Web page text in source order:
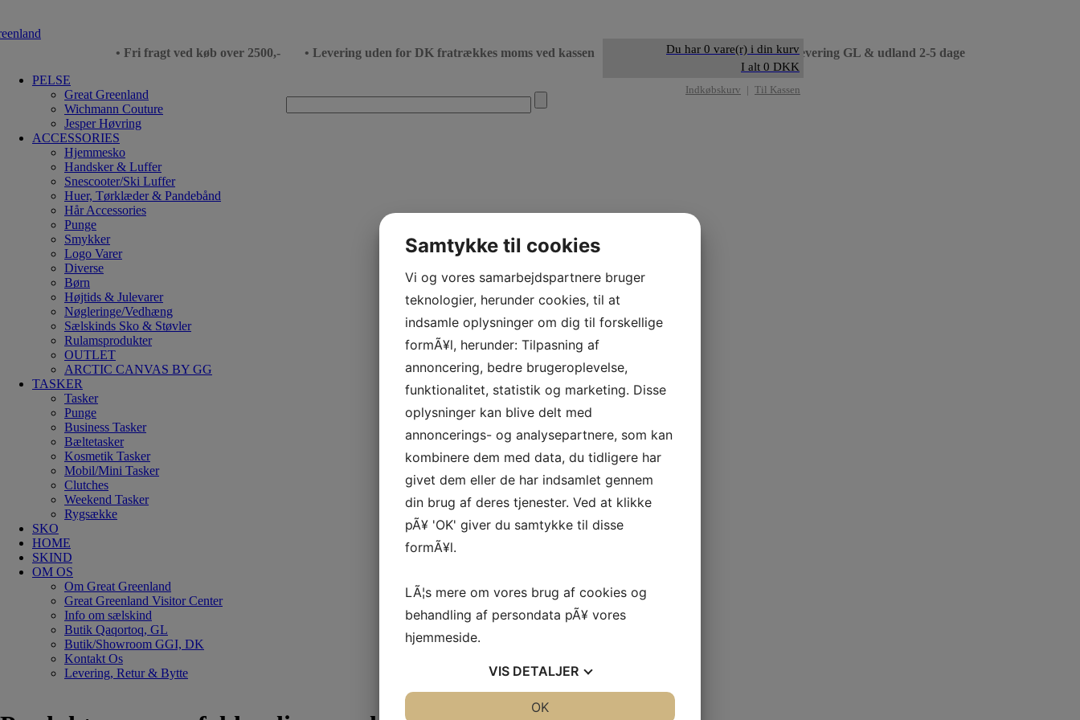
Du har 0 vare(r) i din kurv
I alt 0 DKK
Indkøbskurv | Til Kassen
• Fri fragt ved køb over 2500,- • Levering uden for DK fratrækkes moms ved kassen • Levering DK dag til dag
• Levering GL & udland 2-5 dage
PELSE
Great Greenland
Wichmann Couture
Jesper Høvring
ACCESSORIES
Hjemmesko
Handsker & Luffer
Snescooter/Ski Luffer
Huer, Tørklæder & Pandebånd
Hår Accessories
Punge
Smykker
Logo Varer
Diverse
Børn
Højtids & Julevarer
Nøgleringe/Vedhæng
Sælskinds Sko & Støvler
Rulamsprodukter
OUTLET
ARCTIC CANVAS BY GG
TASKER
Tasker
Punge
Business Tasker
Bæltetasker
Kosmetik Tasker
Mobil/Mini Tasker
Clutches
Weekend Tasker
Rygsække
SKO
HOME
SKIND
OM OS
Om Great Greenland
Great Greenland Visitor Center
Info om sælskind
Butik Qaqortoq, GL
Butik/Showroom GGI, DK
Kontakt Os
Levering, Retur & Bytte
Samtykke til cookies
Vi og vores samarbejdspartnere bruger
teknologier, herunder cookies, til at
indsamle oplysninger om dig til forskellige
formÃ¥l, herunder: Tilpasning af
annoncering, bedre brugeroplevelse,
funktionalitet, statistik og marketing. Disse
oplysninger kan blive delt med
annoncerings- og analysepartnere, som kan
kombinere dem med data, du tidligere har
givet dem eller de har indsamlet gennem
din brug af deres tjenester. Ved at klikke
pÃ¥ 'OK' giver du samtykke til disse
formÃ¥l.
LÃ¦s mere om vores brug af cookies og
behandling af persondata pÃ¥ vores
hjemmeside.
VIS DETALJER
OK